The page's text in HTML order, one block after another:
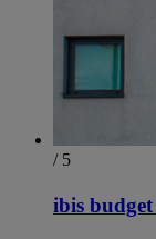
/ 5
ibis